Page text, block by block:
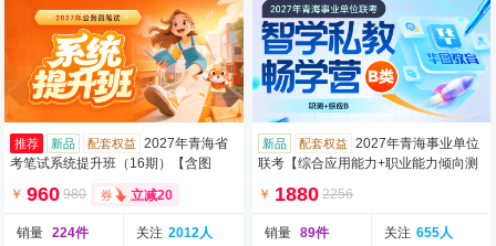
推荐 新品 配套权益
2027年青海省
考笔试系统提升班（16期）【含图
￥ 960 980 立减20
销量 224件 关注 2012人
新品 配套权益
2027年青海事业单位
联考【综合应用能力+职业能力倾向测
￥ 1880 2256
销量 89件 关注 655人